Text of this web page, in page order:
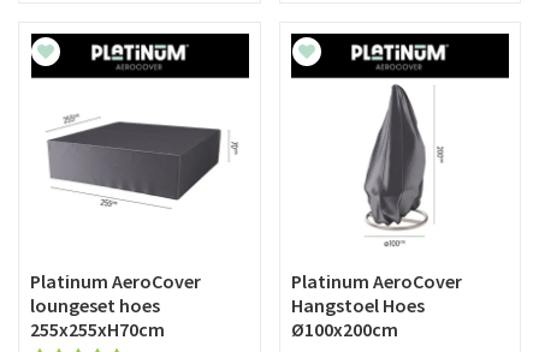
Platinum AeroCover
loungeset hoes
255x255xH70cm
Platinum AeroCover
Hangstoel Hoes
Ø100x200cm